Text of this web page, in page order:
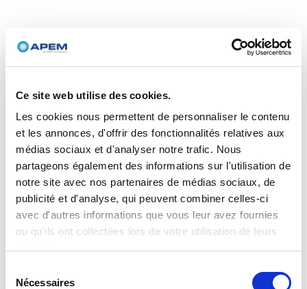
Ce site web utilise des cookies.
Les cookies nous permettent de personnaliser le contenu
et les annonces, d'offrir des fonctionnalités relatives aux
médias sociaux et d'analyser notre trafic. Nous
partageons également des informations sur l'utilisation de
notre site avec nos partenaires de médias sociaux, de
publicité et d'analyse, qui peuvent combiner celles-ci
avec d'autres informations que vous leur avez fournies
ou qu'ils ont collectées lors de votre utilisation de leurs
Nécessaires